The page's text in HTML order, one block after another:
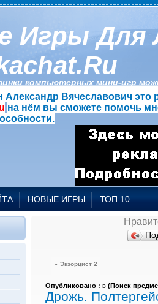
Игры Для
компьютерных мини-игр
Вячеславович это
на нём вы сможете помочь
НОВЫЕ ИГРЫ ТОП 10
« Экзорцист 2
Опубликовано : в (Поиск
Дрожь.